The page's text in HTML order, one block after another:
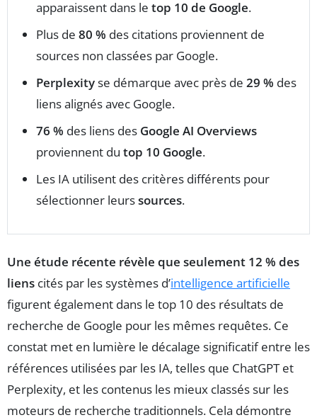
apparaissent dans le top 10 de Google.
Plus de 80 % des citations proviennent de
sources non classées par Google.
Perplexityse démarque avec près de 29 % des
liens alignés avec Google.
76 % des liens des Google AI Overviews
proviennent du top 10 Google.
Les IA utilisent des critères différents pour
sélectionner leurssources.
Une étude récente révèle que seulement 12 % des
liens cités par les systèmes d’intelligence artificielle
figurent également dans le top 10 des résultats de
recherche de Google pour les mêmes requêtes. Ce
constat met en lumière le décalage significatif entre les
références utilisées par les IA, telles que ChatGPT et
Perplexity, et les contenus les mieux classés sur les
moteurs de recherche traditionnels. Cela démontre